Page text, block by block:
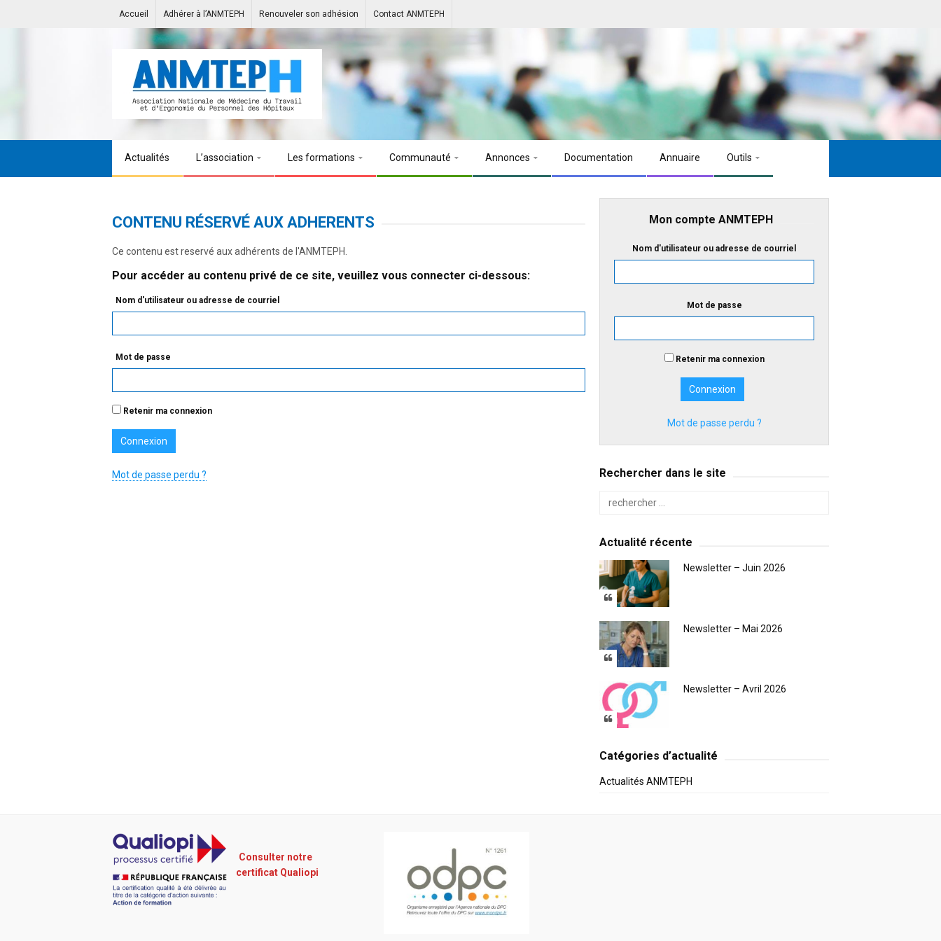
Accueil Adhérer à l’ANMTEPH Renouveler son adhésion Contact ANMTEPH
Actualités L’association Les formations Communauté Annonces Documentation Annuaire Outils
CONTENU RÉSERVÉ AUX ADHERENTS
Ce contenu est reservé aux adhérents de l'ANMTEPH.
Pour accéder au contenu privé de ce site, veuillez vous connecter ci-dessous:
Nom d'utilisateur ou adresse de courriel
Mot de passe
Retenir ma connexion
Mot de passe perdu ?
Mon compte ANMTEPH
Nom d'utilisateur ou adresse de courriel
Mot de passe
Retenir ma connexion
Mot de passe perdu ?
Rechercher dans le site
Actualité récente
Newsletter – Juin 2026
Newsletter – Mai 2026
Newsletter – Avril 2026
Catégories d’actualité
Actualités ANMTEPH
Consulter notre
certificat Qualiopi